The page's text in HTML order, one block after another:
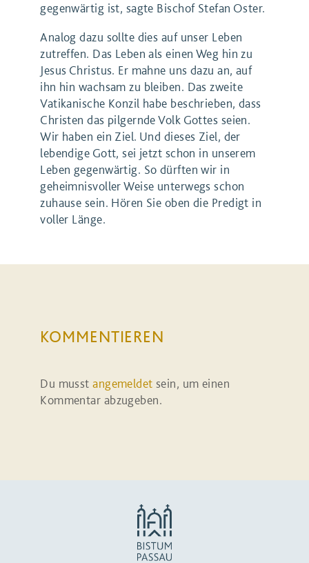
gegenwärtig ist, sagte Bischof Stefan Oster.
Analog dazu sollte dies auf unser Leben
zutreffen. Das Leben als einen Weg hin zu
Jesus Christus. Er mahne uns dazu an, auf
ihn hin wachsam zu bleiben. Das zweite
Vatikanische Konzil habe beschrieben, dass
Christen das pilgernde Volk Gottes seien.
Wir haben ein Ziel. Und dieses Ziel, der
lebendige Gott, sei jetzt schon in unserem
Leben gegenwärtig. So dürften wir in
geheimnisvoller Weise unterwegs schon
zuhause sein. Hören Sie oben die Predigt in
voller Länge.
KOMMENTIEREN
Du musstangemeldet sein, um einen
Kommentar abzugeben.